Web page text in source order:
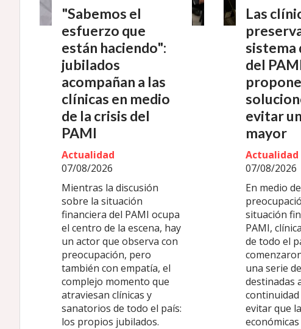
"Sabemos el
esfuerzo que
están haciendo":
jubilados
acompañan a las
clínicas en medio
de la crisis del
PAMI
Actualidad
07/08/2026
Mientras la discusión
sobre la situación
financiera del PAMI ocupa
el centro de la escena, hay
un actor que observa con
preocupación, pero
también con empatía, el
complejo momento que
atraviesan clínicas y
sanatorios de todo el país:
los propios jubilados.
Las
sistema
del
evitar
mayor
Actualidad
07/08/2026
En medio
situación
PAMI,
de todo el
una serie
destinadas
evitar que